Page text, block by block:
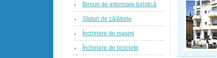
Birouri de informare turistică
Sfaturi de călătorie
Închiriere de maşini
Închiriere de biciclete